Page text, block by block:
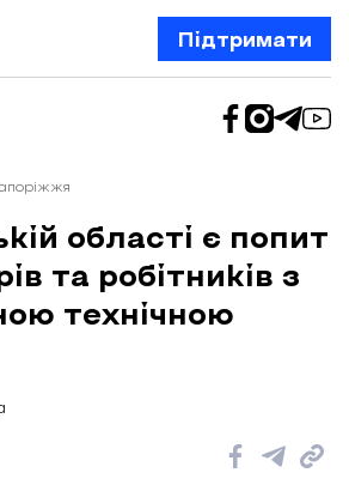
Підтримати
області є попит
та робітників з
технічною